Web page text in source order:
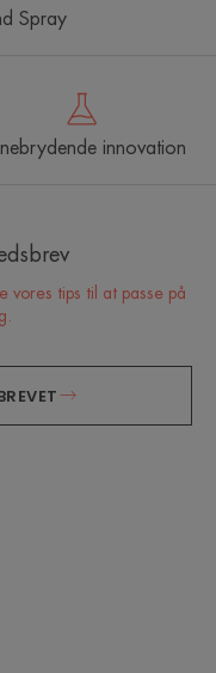
skal
Spray
innovation
vores tips til at passe på